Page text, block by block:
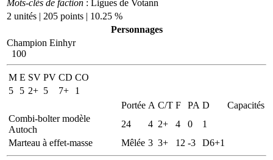
Mots-clés de faction : Ligues de Votann
2 unités | 205 points | 10.25 %
Personnages
Champion Einhyr
100
M E SV PV CD CO
5
5 2+ 5 7+
1
Portée A C/T F PA D
Capacités
Combi-bolter modèle
Autoch
24 4 2+ 4 0
1
Marteau à effet-masse
Mêlée 3 3+ 12 -3 D6+1